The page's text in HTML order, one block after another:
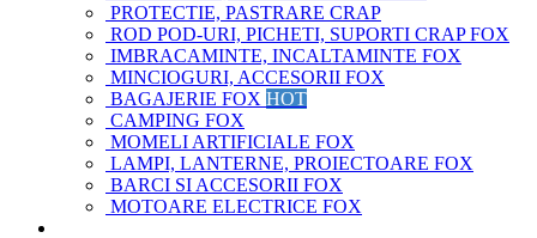
PROTECTIE, PASTRARE CRAP
ROD POD-URI, PICHETI, SUPORTI CRAP FOX
IMBRACAMINTE, INCALTAMINTE FOX
MINCIOGURI, ACCESORII FOX
BAGAJERIE FOX HOT
CAMPING FOX
MOMELI ARTIFICIALE FOX
LAMPI, LANTERNE, PROIECTOARE FOX
BARCI SI ACCESORII FOX
MOTOARE ELECTRICE FOX